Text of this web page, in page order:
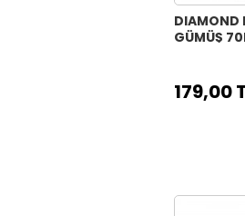
DIAMOND
GÜMÜŞ
179,00